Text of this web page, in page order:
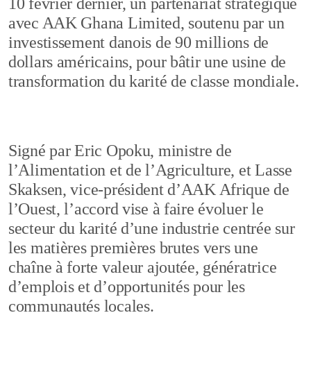
avec AAK Ghana Limited, soutenu par un
investissement danois de 90 millions de
dollars américains, pour bâtir une usine de
transformation du karité de classe mondiale.
Signé par Eric Opoku, ministre de
l’Alimentation et de l’Agriculture, et Lasse
Skaksen, vice-président d’AAK Afrique de
l’Ouest, l’accord vise à faire évoluer le
secteur du karité d’une industrie centrée sur
les matières premières brutes vers une
chaîne à forte valeur ajoutée, génératrice
d’emplois et d’opportunités pour les
communautés locales.